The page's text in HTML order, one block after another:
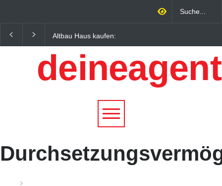
Altbau Haus kaufen:
Unterschiede zwischen
Süddeutschland und
Österreich einfach erklärt
Wirtschaftsfaktor: Wie
Qualitätstourismus
profitieren